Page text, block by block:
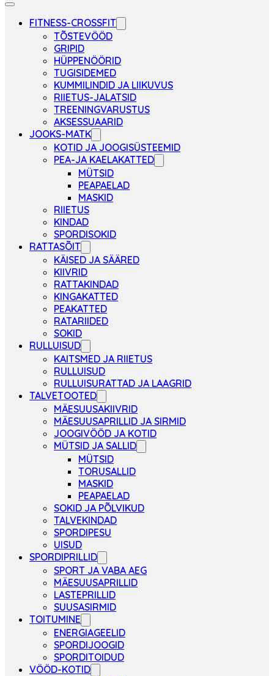
FITNESS-CROSSFIT
TÕSTEVÖÖD
GRIPID
HÜPPENÖÖRID
TUGISIDEMED
KUMMILINDID JA LIIKUVUS
RIIETUS-JALATSID
TREENINGVARUSTUS
AKSESSUAARID
JOOKS-MATK
KOTID JA JOOGISÜSTEEMID
PEA-JA KAELAKATTED
MÜTSID
PEAPAELAD
MASKID
RIIETUS
KINDAD
SPORDISOKID
RATTASÕIT
KÄISED JA SÄÄRED
KIIVRID
RATTAKINDAD
KINGAKATTED
PEAKATTED
RATARIIDED
SOKID
RULLUISUD
KAITSMED JA RIIETUS
RULLUISUD
RULLUISURATTAD JA LAAGRID
TALVETOOTED
MÄESUUSAKIIVRID
MÄESUUSAPRILLID JA SIRMID
JOOGIVÖÖD JA KOTID
MÜTSID JA SALLID
MÜTSID
TORUSALLID
MASKID
PEAPAELAD
SOKID JA PÕLVIKUD
TALVEKINDAD
SPORDIPESU
UISUD
SPORDIPRILLID
SPORT JA VABA AEG
MÄESUUSAPRILLID
LASTEPRILLID
SUUSASIRMID
TOITUMINE
ENERGIAGEELID
SPORDIJOOGID
SPORDITOIDUD
VÖÖD-KOTID